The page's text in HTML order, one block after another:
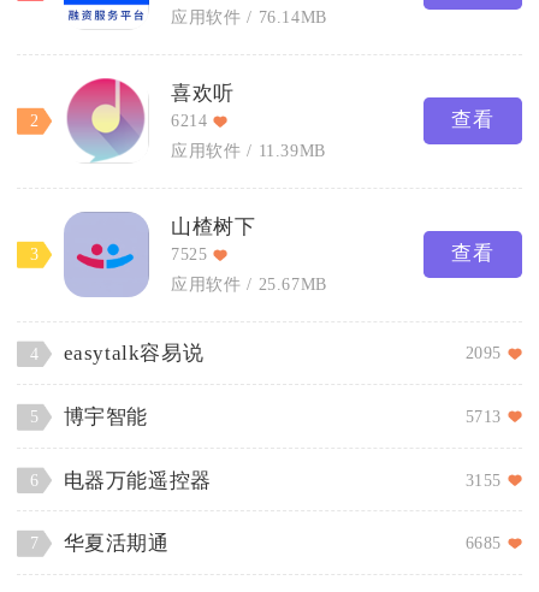
应用软件
76.14MB
2
喜欢听
6214
应用软件
11.39MB
查看
3
山楂树下
7525
应用软件
25.67MB
查看
4 easytalk容易说 2095
5 博宇智能 5713
6 电器万能遥控器 3155
7 华夏活期通 6685